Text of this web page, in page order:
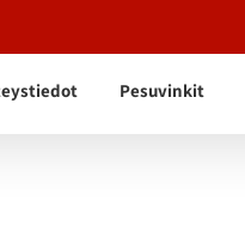
Pesuvinkit